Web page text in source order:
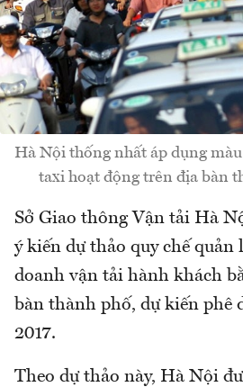
Hà Nội thống nhất áp dụng
taxi hoạt động trên địa bàn
Sở Giao thông Vận tải Hà
ý kiến dự thảo quy chế
doanh vận tải hành khách
bàn thành phố, dự kiến phê
2017.
Theo dự thảo này, Hà Nội